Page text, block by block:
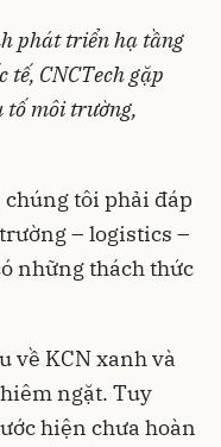
phát triển hạ tầng
tế, CNCTech gặp
tố môi trường,
tôi phải đáp
– logistics –
những thách thức
về KCN xanh và
ngặt. Tuy
hiện chưa hoàn